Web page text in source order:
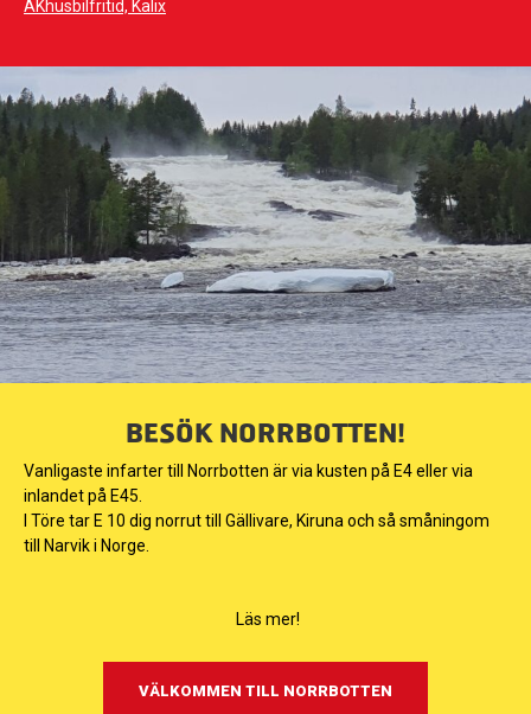
AKhusbilfritid, Kalix
BESÖK NORRBOTTEN!
Vanligaste infarter till Norrbotten är via kusten på E4 eller via
inlandet på E45.
I Töre tar E 10 dig norrut till Gällivare, Kiruna och så småningom
till Narvik i Norge.
Läs mer!
VÄLKOMMEN TILL NORRBOTTEN